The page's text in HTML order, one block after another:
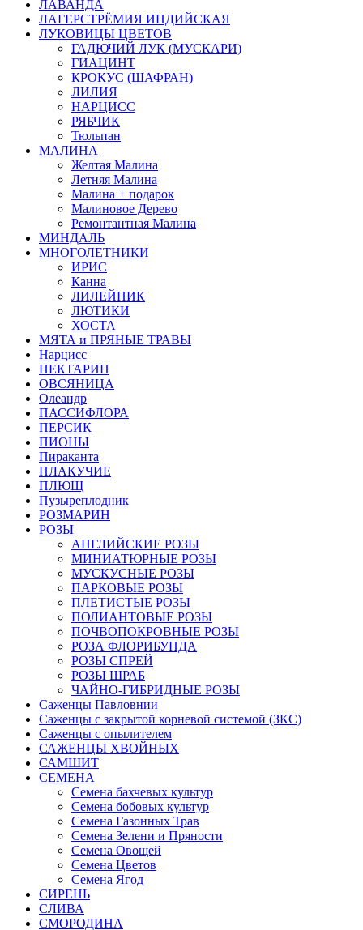
ЛАВАНДА
ЛАГЕРСТРЁМИЯ ИНДИЙСКАЯ
ЛУКОВИЦЫ ЦВЕТОВ
ГАДЮЧИЙ ЛУК (МУСКАРИ)
ГИАЦИНТ
КРОКУС (ШАФРАН)
ЛИЛИЯ
НАРЦИСС
РЯБЧИК
Тюльпан
МАЛИНА
Желтая Малина
Летняя Малина
Малина + подарок
Малиновое Дерево
Ремонтантная Малина
МИНДАЛЬ
МНОГОЛЕТНИКИ
ИРИС
Канна
ЛИЛЕЙНИК
ЛЮТИКИ
ХОСТА
МЯТА и ПРЯНЫЕ ТРАВЫ
Нарцисс
НЕКТАРИН
ОВСЯНИЦА
Олеандр
ПАССИФЛОРА
ПЕРСИК
ПИОНЫ
Пираканта
ПЛАКУЧИЕ
ПЛЮЩ
Пузыреплодник
РОЗМАРИН
РОЗЫ
АНГЛИЙСКИЕ РОЗЫ
МИНИАТЮРНЫЕ РОЗЫ
МУСКУСНЫЕ РОЗЫ
ПАРКОВЫЕ РОЗЫ
ПЛЕТИСТЫЕ РОЗЫ
ПОЛИАНТОВЫЕ РОЗЫ
ПОЧВОПОКРОВНЫЕ РОЗЫ
РОЗА ФЛОРИБУНДА
РОЗЫ СПРЕЙ
РОЗЫ ШРАБ
ЧАЙНО-ГИБРИДНЫЕ РОЗЫ
Саженцы Павловнии
Саженцы с закрытой корневой системой (ЗКС)
Саженцы с опылителем
САЖЕНЦЫ ХВОЙНЫХ
САМШИТ
СЕМЕНА
Семена бахчевых культур
Семена бобовых культур
Семена Газонных Трав
Семена Зелени и Пряности
Семена Овощей
Семена Цветов
Семена Ягод
СИРЕНЬ
СЛИВА
СМОРОДИНА